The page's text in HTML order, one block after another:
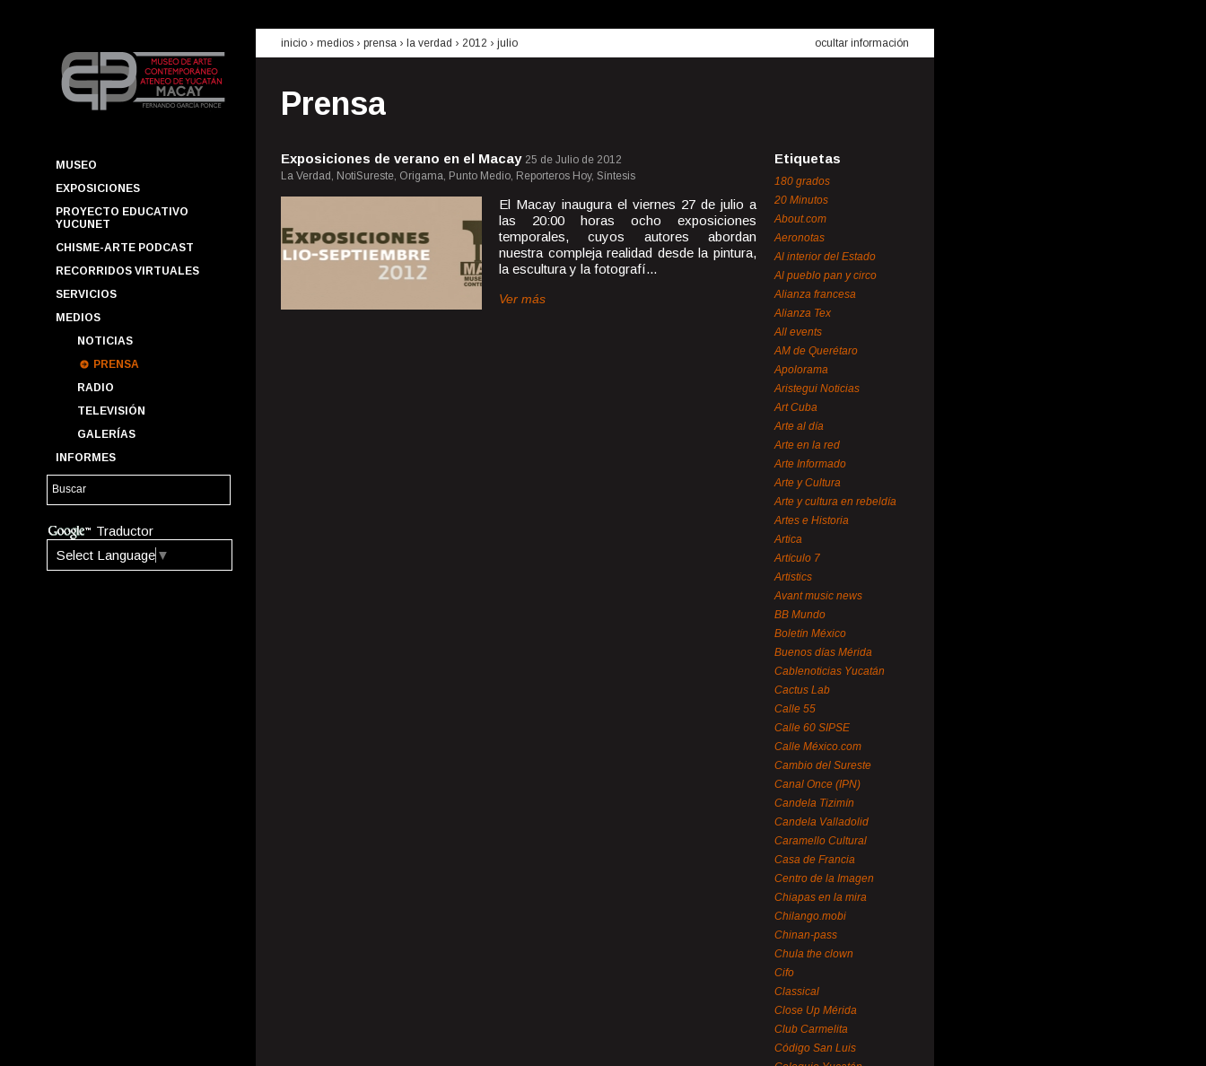
MUSEO
EXPOSICIONES
PROYECTO EDUCATIVO
YUCUNET
CHISME-ARTE PODCAST
RECORRIDOS VIRTUALES
SERVICIOS
MEDIOS
NOTICIAS
PRENSA
RADIO
TELEVISIÓN
GALERÍAS
INFORMES
Traductor
Select Language ▼
inicio › medios › prensa › la verdad › 2012 › julio ocultar información
Prensa
Exposiciones de verano en el Macay 25 de Julio de 2012
La Verdad, NotiSureste, Origama, Punto Medio, Reporteros Hoy, Síntesis
El Macay inaugura el viernes 27 de julio a
las 20:00 horas ocho exposiciones
temporales, cuyos autores abordan
nuestra compleja realidad desde la pintura,
la escultura y la fotografí...
Ver más
Etiquetas
180 grados
20 Minutos
About.com
Aeronotas
Al interior del Estado
Al pueblo pan y circo
Alianza francesa
Alianza Tex
All events
AM de Querétaro
Apolorama
Aristegui Noticias
Art Cuba
Arte al día
Arte en la red
Arte Informado
Arte y Cultura
Arte y cultura en rebeldía
Artes e Historia
Artica
Artículo 7
Artistics
Avant music news
BB Mundo
Boletín México
Buenos días Mérida
Cablenoticias Yucatán
Cactus Lab
Calle 55
Calle 60 SIPSE
Calle México.com
Cambio del Sureste
Canal Once (IPN)
Candela Tizimín
Candela Valladolid
Caramello Cultural
Casa de Francia
Centro de la Imagen
Chiapas en la mira
Chilango.mobi
Chinan-pass
Chula the clown
Cifo
Classical
Close Up Mérida
Club Carmelita
Código San Luis